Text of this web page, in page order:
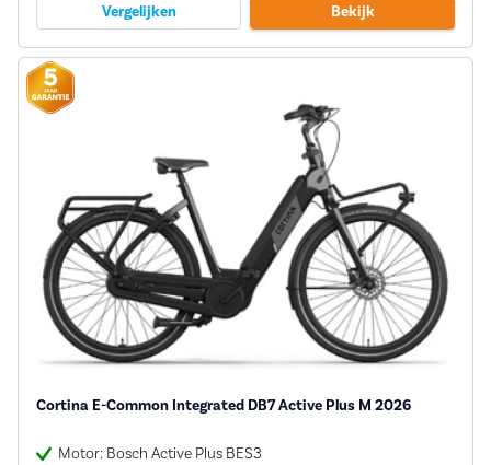
Vergelijken Bekijk
Cortina E-Common Integrated DB7 Active Plus M 2026
Motor: Bosch Active Plus BES3